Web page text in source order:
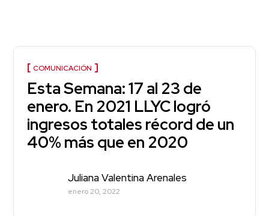
COMUNICACIÓN
Esta Semana: 17 al 23 de
enero. En 2021 LLYC logró
ingresos totales récord de un
40% más que en 2020
Juliana Valentina Arenales
enero 20, 2022